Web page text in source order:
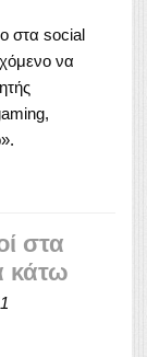
στα social
να
στα
κάτω